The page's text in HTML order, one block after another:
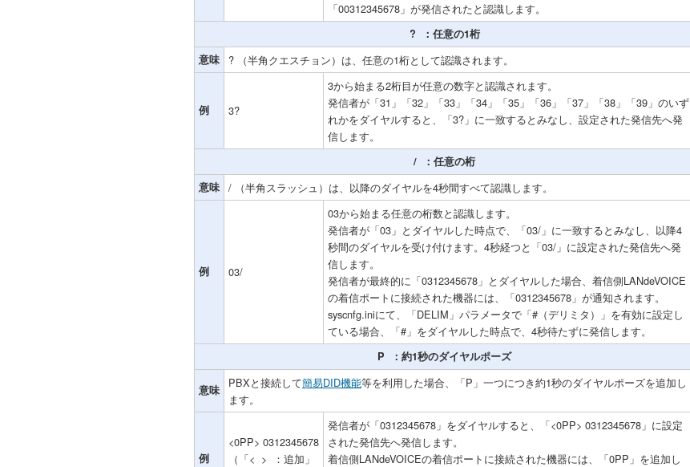
「00312345678」が発信されたと認識します。
? ：任意の1桁
意味
? （半角クエスチョン）は、任意の1桁として認識されます。
例 3?
3から始まる2桁目が任意の数字と認識されます。
発信者が「31」「32」「33」「34」「35」「36」「37」「38」「39」のいず
れかをダイヤルすると、「3?」に一致するとみなし、設定された発信先へ発
信します。
/ ：任意の桁
意味
/ （半角スラッシュ）は、以降のダイヤルを4秒間すべて認識します。
例 03/
03から始まる任意の桁数と認識します。
発信者が「03」とダイヤルした時点で、「03/」に一致するとみなし、以降4
秒間のダイヤルを受け付けます。4秒経つと「03/」に設定された発信先へ発
信します。
発信者が最終的に「0312345678」とダイヤルした場合、着信側LANdeVOICE
の着信ポートに接続された機器には、「0312345678」が通知されます。
syscnfg.iniにて、「DELIM」パラメータで「#（デリミタ）」を有効に設定し
ている場合、「#」をダイヤルした時点で、4秒待たずに発信します。
P ：約1秒のダイヤルポーズ
意味 PBXと接続して簡易DID機能等を利用した場合、「P」一つにつき約1秒のダイヤルポーズを追加し
ます。
例
<0PP> 0312345678
（「< > ：追加」
発信者が「0312345678」をダイヤルすると、「<0PP> 0312345678」に設定
された発信先へ発信します。
着信側LANdeVOICEの着信ポートに接続された機器には、「0PP」を追加し